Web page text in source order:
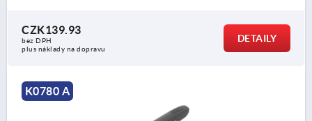
CZK139.93
bez DPH
plus náklady na dopravu
DETAILY
K0780 A